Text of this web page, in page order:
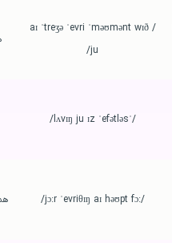
/aɪ ˈtreʒə ˈevri ˈməʊmənt wɪð
ju/
/ˈlʌvɪŋ ju ɪz ˈefətləs/
/jɔːr ˈevriθɪŋ aɪ həʊpt fɔː/